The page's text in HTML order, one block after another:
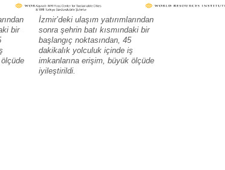
bir
İzmir’deki ulaşım yatırımlarından
sonra şehrin batı kısmındaki bir
başlangıç noktasından, 45
dakikalık yolculuk içinde iş
imkanlarına erişim, büyük ölçüde
iyileştirildi.